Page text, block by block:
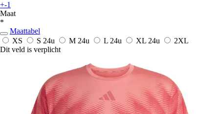
+-1
Maat
*
Maattabel
XS
S 24u M 24u L 24u XL 24u
2XL
Dit veld is verplicht